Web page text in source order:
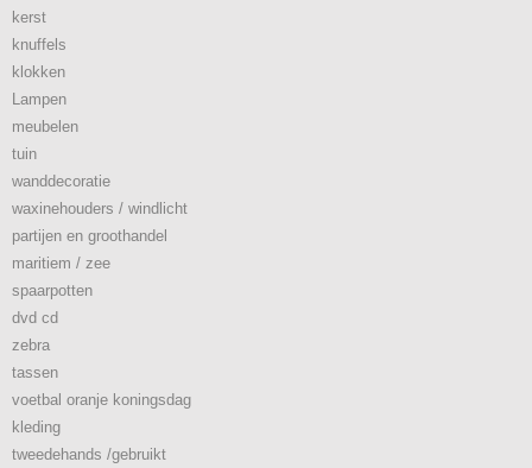
kerst
knuffels
klokken
Lampen
meubelen
tuin
wanddecoratie
waxinehouders / windlicht
partijen en groothandel
maritiem / zee
spaarpotten
dvd cd
zebra
tassen
voetbal oranje koningsdag
kleding
tweedehands /gebruikt